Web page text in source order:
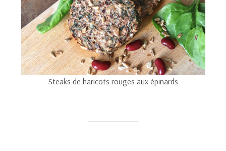
Steaks de haricots rouges aux épinards